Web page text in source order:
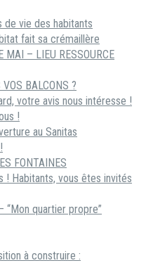
vie des habitants
fait sa crémaillère
MAI – LIEU RESSOURCE
BALCONS ?
votre avis nous intéresse !
!
au Sanitas
FONTAINES
Habitants, vous êtes invités
“Mon quartier propre”
à construire :